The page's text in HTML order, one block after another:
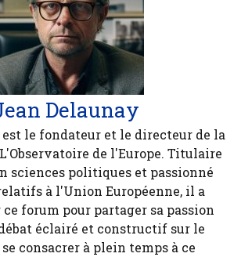
Delaunay
le fondateur et le directeur de la
de l'Europe. Titulaire
sciences politiques et passionné
à l'Union Européenne, il a
ce forum pour partager sa passion
éclairé et constructif sur le
consacrer à plein temps à ce